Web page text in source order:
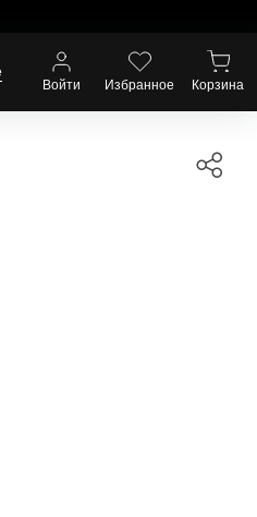
Избранное Корзина
Войти